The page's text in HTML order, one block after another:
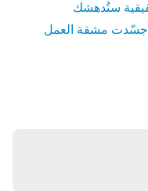
جسّدت مشقة العمل